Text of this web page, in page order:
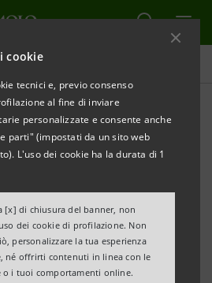
cookie
tecnici e, previo consenso
al fine di inviare
personalizzate e consente anche
parti" (impostati da un sito web
L'uso dei cookie ha la durata di 1
[x] di chiusura del banner, non
dei cookie di profilazione. Non
personalizzare la tua esperienza
né offrirti contenuti in linea con le
o i tuoi comportamenti online.
INTERMEDIO AL 31
2014
2014– Si comunica che il
al 31 marzo 2014 ex art. 154-
è stato reso disponibile nella